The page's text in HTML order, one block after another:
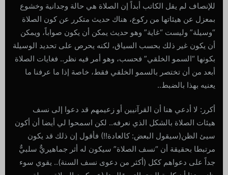
للإنصاف لم يقل الكاتب أبداً إن الصلاة هي حالة وجدانية وخشوع
بمعزل عن هيئاتها من ركوع، هناك حديث متكرر عن كون الصلاة
“وسيلة” وليست “غاية” وهو حديث يمكن أن يكون صواباً، ويمكن
أن يكون غير ذلك بحسب السياق، لكنه يحرص على تحديد الوسيلة
بكونها “السمو الخلقي” فحسب، وهو أمر فيه نظر.. فغايات الصلاة
أبعد من أن تختصر بالسمو الخلقي فقط، خاصة إذا ما عرفنا ما
يعنيه بهذا بالضبط..
أكرر: لا أدعي هنا أن القرآنيين أو زعيمهم قد دعوا إلى نسف
هيئات الصلاة بالشكل الذي نعرفه.. لكن اسمحوا لي أيضا أن أكون
سيئ الظن(سيقول البعض: كالعادة!!) فأقول إن ذلك قد يكون
مرتبطا بحقيقة أن “نسف الصلاة” سيكون له أثر جماهيريٌّ سلبيٌّ
جداً على دعواهم ككل (أكثر من دعوى نسف السنة).. يقوي سوء